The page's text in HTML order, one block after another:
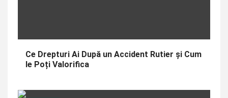
Ce Drepturi Ai După un Accident Rutier și Cum
le Poți Valorifica